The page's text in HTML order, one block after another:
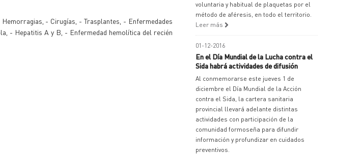
- Cirugías, - Trasplantes, - Enfermedades
- Hepatitis A y B, - Enfermedad hemolítica del recién
voluntaria y habitual de plaquetas por el
método de aféresis, en todo el territorio.
Leer más
01-12-2016
En el Día Mundial de la Lucha contra el
Sida habrá actividades de difusión
Al conmemorarse este jueves 1 de
diciembre el Día Mundial de la Acción
contra el Sida, la cartera sanitaria
provincial llevará adelante distintas
actividades con participación de la
comunidad formoseña para difundir
información y profundizar en cuidados
preventivos.